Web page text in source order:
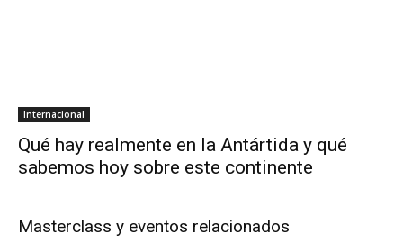
Internacional
Qué hay realmente en la Antártida y qué
sabemos hoy sobre este continente
Masterclass y eventos relacionados